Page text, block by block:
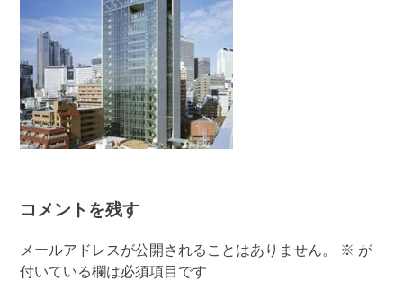
コメントを残す
メールアドレスが公開されることはありません。 ※ が
付いている欄は必須項目です